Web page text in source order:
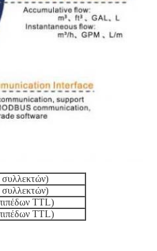
TTL)
TTL)